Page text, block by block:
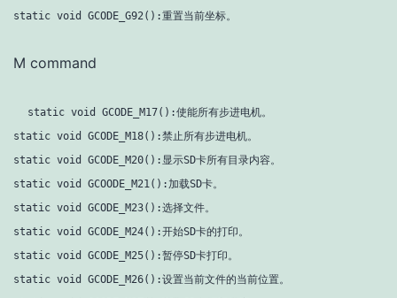
M command
static void GCODE_M17():使能所有步进电机。
static void GCODE_M18():禁止所有步进电机。
static void GCODE_M20():显示SD卡所有目录内容。
static void GCOODE_M21():加载SD卡。
static void GCODE_M23():选择文件。
static void GCODE_M24():开始SD卡的打印。
static void GCODE_M25():暂停SD卡打印。
static void GCODE_M26():设置当前文件的当前位置。